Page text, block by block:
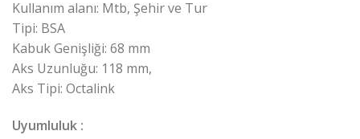
Kullanım alanı: Mtb, Şehir ve Tur
Tipi: BSA
Kabuk Genişliği: 68 mm
Aks Uzunluğu: 118 mm,
Aks Tipi: Octalink
Uyumluluk :